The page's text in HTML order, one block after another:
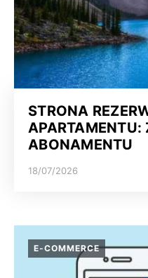
STRONA
APARTAMENTU:
ABONAMENTU
18/07/2026
E-COMMERCE